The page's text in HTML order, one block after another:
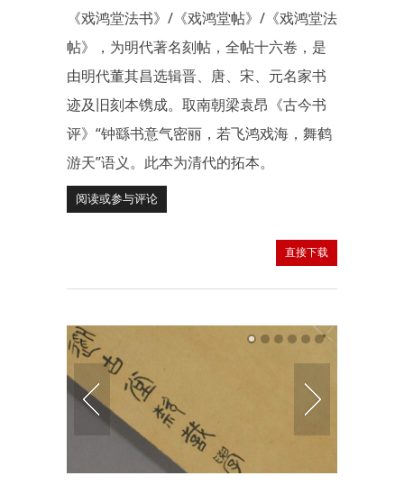
《戏鸿堂法书》/《戏鸿堂帖》/《戏鸿堂法
帖》，为明代著名刻帖，全帖十六卷，是
由明代董其昌选辑晋、唐、宋、元名家书
迹及旧刻本镌成。取南朝梁袁昂《古今书
评》“钟繇书意气密丽，若飞鸿戏海，舞鹤
游天”语义。此本为清代的拓本。
阅读或参与评论
直接下载